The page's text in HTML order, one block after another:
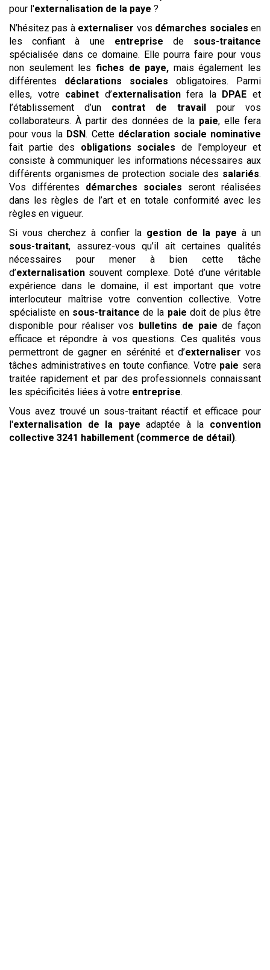
pour l'externalisation de la paye ?
N’hésitez pas à externaliser vos démarches sociales en
les confiant à une entreprise de sous-traitance
spécialisée dans ce domaine. Elle pourra faire pour vous
non seulement les fiches de paye, mais également les
différentes déclarations sociales obligatoires. Parmi
elles, votre cabinet d’externalisationfera la DPAE et
l’établissement d’un contrat de travail pour vos
collaborateurs. À partir des données de la paie, elle fera
pour vous la DSN. Cette déclaration sociale nominative
fait partie des obligations sociales de l’employeur et
consiste à communiquer les informations nécessaires aux
différents organismes de protection sociale des salariés.
Vos différentes démarches sociales seront réalisées
dans les règles de l’art et en totale conformité avec les
règles en vigueur.
Si vous cherchez à confier la gestion de la paye à un
sous-traitant, assurez-vous qu’il ait certaines qualités
nécessaires pour mener à bien cette tâche
d’externalisation souvent complexe. Doté d’une véritable
expérience dans le domaine, il est important que votre
interlocuteur maîtrise votre convention collective. Votre
spécialiste en sous-traitance de la paie doit de plus être
disponible pour réaliser vos bulletins de paie de façon
efficace et répondre à vos questions. Ces qualités vous
permettront de gagner en sérénité et d’externaliser vos
tâches administratives en toute confiance. Votre paie sera
traitée rapidement et par des professionnels connaissant
les spécificités liées à votre entreprise.
Vous avez trouvé un sous-traitant réactif et efficace pour
l'externalisation de la paye adaptée à la convention
collective 3241 habillement (commerce de détail).